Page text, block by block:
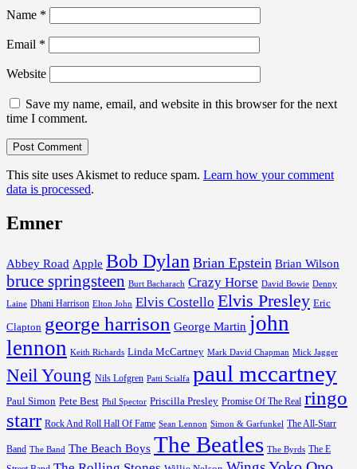
Name *
Email *
Website
Save my name, email, and website in this browser for the next
time I comment.
This site uses Akismet to reduce spam. Learn how your comment
data is processed.
Emner
Abbey Road Apple Bob Dylan Brian Epstein Brian Wilson
bruce springsteen Burt Bacharach Crazy Horse David Bowie Denny
Laine Dhani Harrison Elton John Elvis Costello Elvis Presley Eric
Clapton george harrison George Martin john
lennon Keith Richards Linda McCartney Mark David Chapman Mick Jagger
Neil Young Nils Lofgren Patti Scialfa paul mccartney
Paul Simon Pete Best Phil Spector Priscilla Presley Promise Of The Real ringo
starr Rock And Roll Hall Of Fame Sean Lennon Simon & Garfunkel The All-Starr
Band The Band The Beach Boys The Beatles The Byrds The E